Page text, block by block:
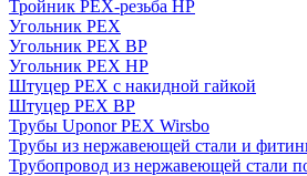
Тройник PEX-резьба НР
Угольник PEX
Угольник PEX ВР
Угольник PEX НР
Штуцер PEX c накидной гайкой
Штуцер PEX ВР
Трубы Uponor PEX Wirsbo
Трубы из нержавеющей стали и
Трубопровод из нержавеющей стали